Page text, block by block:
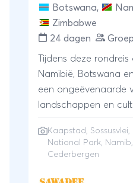
Botswana,
Zimbabwe
24 dagen
Tijdens deze
Namibië, Botswana
een ongeëvenaarde
landschappen en
Chobe Park, van de
tot het natuurgeweld
Kaapstad , Sossusvlei,
National Park,
Cederbergen